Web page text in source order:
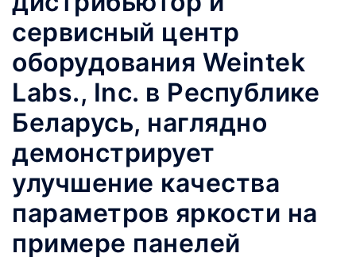
сервисный центр
оборудования Weintek
Labs., Inc. в Республике
Беларусь, наглядно
демонстрирует
улучшение качества
параметров яркости на
примере панелей